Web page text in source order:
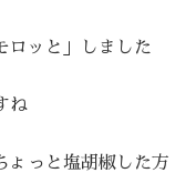
ロッと」しました
ね
ょっと塩胡椒した方